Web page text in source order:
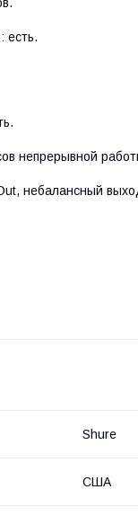
есть.
непрерывной
небалансный
Shure
США